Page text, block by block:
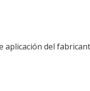
aplicación del